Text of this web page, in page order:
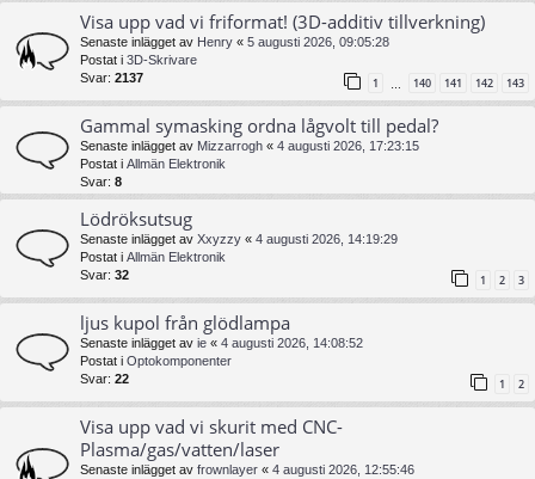
Visa upp vad vi friformat! (3D-additiv tillverkning)
Senaste inlägget av Henry « 5 augusti 2026, 09:05:28
Postat i 3D-Skrivare
Svar: 2137 1 … 140 141 142 143
Gammal symasking ordna lågvolt till pedal?
Senaste inlägget av Mizzarrogh « 4 augusti 2026, 17:23:15
Postat i Allmän Elektronik
Svar: 8
Lödröksutsug
Senaste inlägget av Xxyzzy « 4 augusti 2026, 14:19:29
Postat i Allmän Elektronik
Svar: 32 1 2 3
ljus kupol från glödlampa
Senaste inlägget av ie « 4 augusti 2026, 14:08:52
Postat i Optokomponenter
Svar: 22 1 2
Visa upp vad vi skurit med CNC-
Plasma/gas/vatten/laser
Senaste inlägget av frownlayer « 4 augusti 2026, 12:55:46